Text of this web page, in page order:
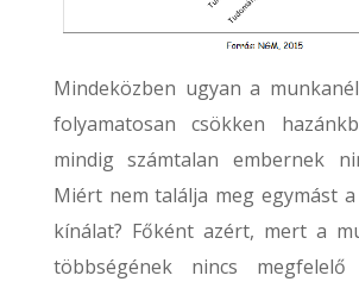
Mindeközben ugyan a
folyamatosan csökken
mindig számtalan embernek
Miért nem találja meg egymást
kínálat? Főként azért, mert a
többségének nincs megfelelő